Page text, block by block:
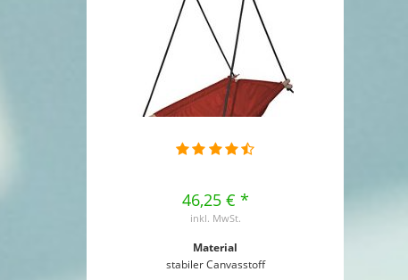
46,25 € *
inkl. MwSt.
Material
stabiler Canvasstoff